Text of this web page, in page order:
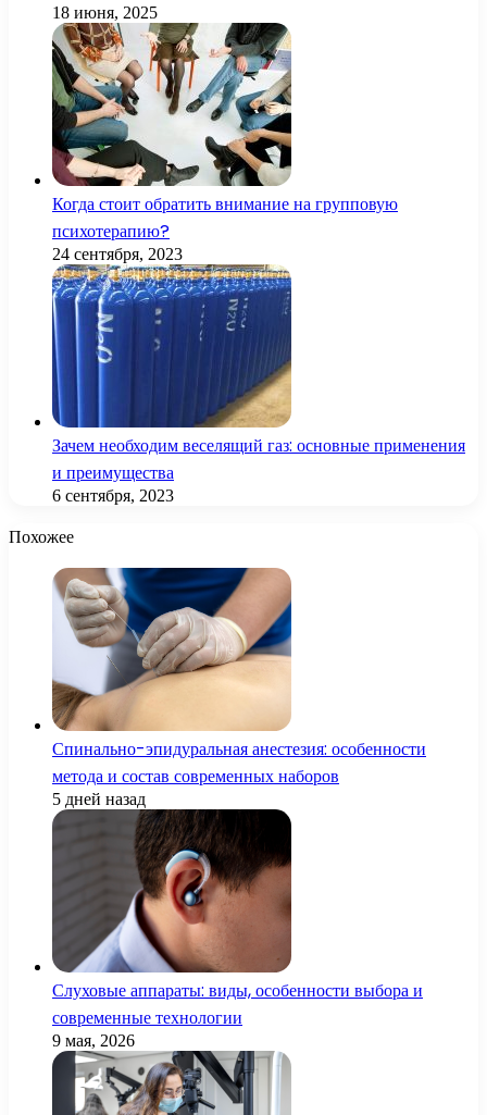
18 июня, 2025
Когда стоит обратить внимание на групповую
психотерапию?
24 сентября, 2023
Зачем необходим веселящий газ: основные применения
и преимущества
6 сентября, 2023
Похожее
Спинально-эпидуральная анестезия: особенности
метода и состав современных наборов
5 дней назад
Слуховые аппараты: виды, особенности выбора и
современные технологии
9 мая, 2026